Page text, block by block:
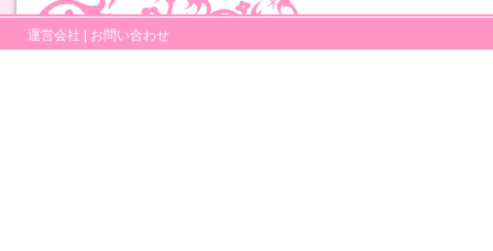
運営会社 | お問い合わせ